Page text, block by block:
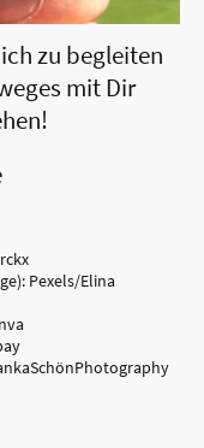
zu begleiten
mit Dir
Pexels/Elina